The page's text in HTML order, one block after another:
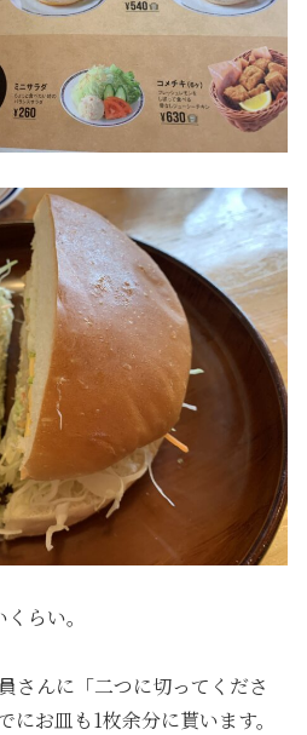
らい。
さんに「二つに切ってくださ
お皿も1枚余分に貰います。